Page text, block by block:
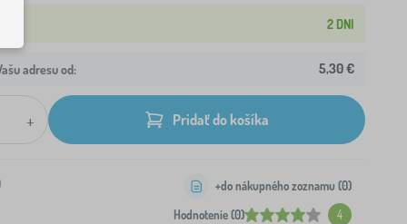
2 DNI
adresu od: 5,30 €
+ Pridať do košíka
Hodnotenie (0) 4
+do nákupného zoznamu (0)